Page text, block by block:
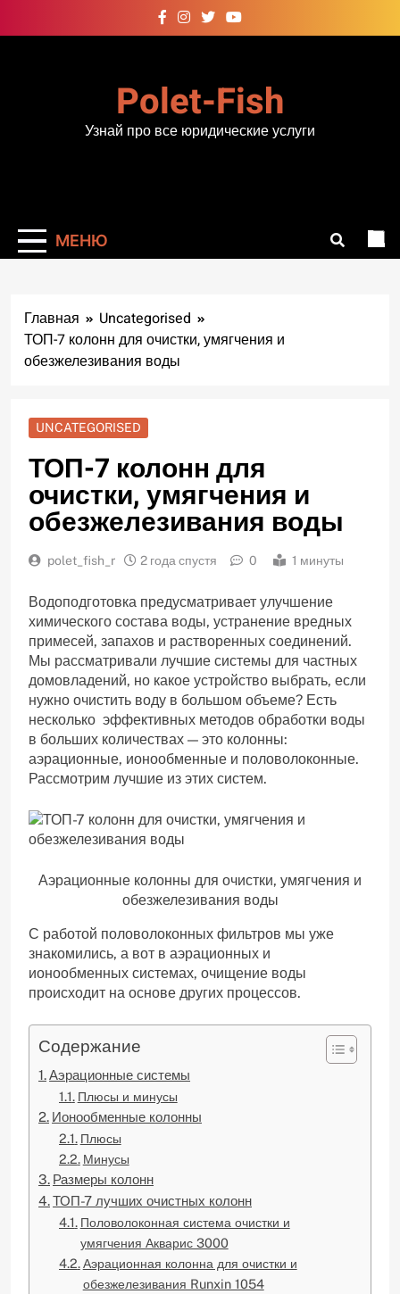
к
Polet-Fish
Узнай про все юридические услуги
МЕНЮ
Главная
Uncategorised
ТОП-7 колонн для очистки, умягчения и
обезжелезивания воды
UNCATEGORISED
ТОП-7 колонн для
очистки, умягчения и
обезжелезивания воды
polet_fish_r 2 года спустя 0 1 минуты
Водоподготовка предусматривает улучшение
химического состава воды, устранение вредных
примесей, запахов и растворенных соединений.
Мы рассматривали лучшие системы для частных
домовладений, но какое устройство выбрать, если
нужно очистить воду в большом объеме? Есть
несколько эффективных методов обработки воды
в больших количествах — это колонны:
аэрационные, ионообменные и половолоконные.
Рассмотрим лучшие из этих систем.
Аэрационные колонны для очистки, умягчения и
обезжелезивания воды
С работой половолоконных фильтров мы уже
знакомились, а вот в аэрационных и
ионообменных системах, очищение воды
происходит на основе других процессов.
Содержание
Аэрационные системы
Плюсы и минусы
Ионообменные колонны
Плюсы
Минусы
Размеры колонн
ТОП-7 лучших очистных колонн
Половолоконная система очистки и
умягчения Акварис 3000
Аэрационная колонна для очистки и
обезжелезивания Runxin 1054